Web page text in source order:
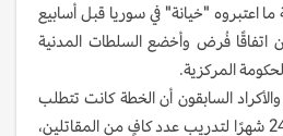
ما اعتبروه "خيانة" في سوريا قبل أسابيع
اتفاقًا فُرض وأخضع السلطات المدنية
المركزية.
السابقون أن الخطة كانت تتطلب
فترة إعداد تتراوح بين 12 و24 شهرًا لتدريب عدد كافٍ من المقاتلين،